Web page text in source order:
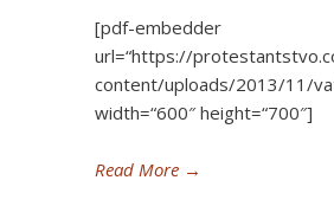
[pdf-embedder
url=“https://
content/uploads/2013/11/
width=“600″ height=“700″]
Read More →